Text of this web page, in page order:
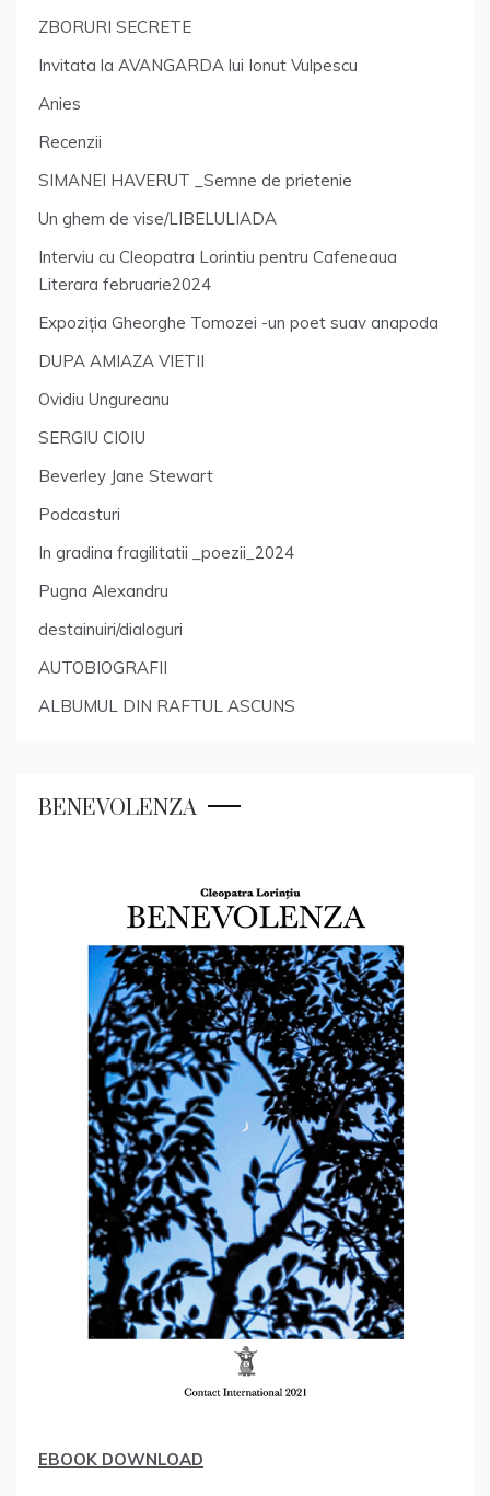
ZBORURI SECRETE
Invitata la AVANGARDA lui Ionut Vulpescu
Anies
Recenzii
SIMANEI HAVERUT _Semne de prietenie
Un ghem de vise/LIBELULIADA
Interviu cu Cleopatra Lorintiu pentru Cafeneaua
Literara februarie2024
Expoziția Gheorghe Tomozei -un poet suav anapoda
DUPA AMIAZA VIETII
Ovidiu Ungureanu
SERGIU CIOIU
Beverley Jane Stewart
Podcasturi
In gradina fragilitatii _poezii_2024
Pugna Alexandru
destainuiri/dialoguri
AUTOBIOGRAFII
ALBUMUL DIN RAFTUL ASCUNS
BENEVOLENZA
EBOOK DOWNLOAD